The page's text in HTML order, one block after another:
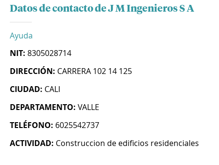
Datos de contacto de J M Ingenieros S A
Ayuda
NIT: 8305028714
DIRECCIÓN: CARRERA 102 14 125
CIUDAD: CALI
DEPARTAMENTO: VALLE
TELÉFONO: 6025542737
ACTIVIDAD: Construccion de edificios residenciales